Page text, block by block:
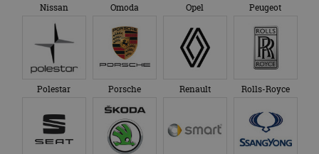
Nissan Omoda Opel Peugeot
Polestar Porsche Renault Rolls-Royce